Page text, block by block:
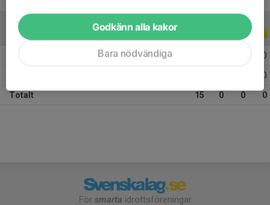
ALLA SERIER
0
0
Totalt 15 0 0 0
För smarta idrottsföreningar
Godkänn alla kakor
Bara nödvändiga